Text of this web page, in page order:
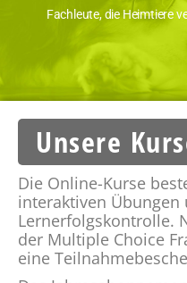
Fachleute, die Heimtiere
Unsere
Die Online-Kurse
interaktiven Übungen
Lernerfolgskontrolle.
der Multiple Choice
eine